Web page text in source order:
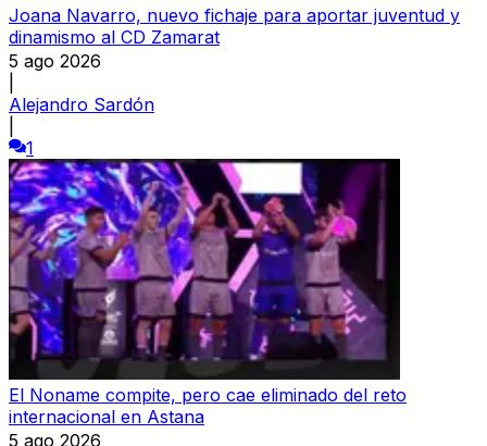
Joana Navarro, nuevo fichaje para aportar juventud y
dinamismo al CD Zamarat
5 ago 2026
Alejandro Sardón
1
El Noname compite, pero cae eliminado del reto
internacional en Astana
5 ago 2026